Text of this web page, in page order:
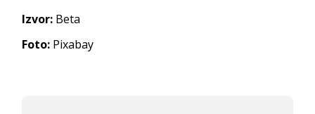
Izvor: Beta
Foto: Pixabay